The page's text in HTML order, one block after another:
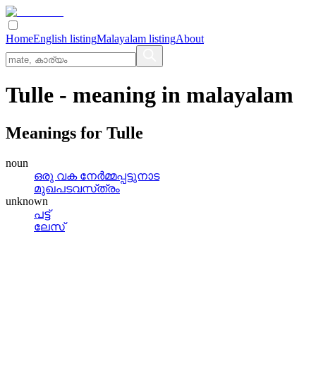
HomeEnglish listingMalayalam listingAbout
Tulle - meaning in malayalam
Meanings for Tulle
noun
ഒരു വക നേര്‍മ്മപ്പട്ടുനാട
മുഖപടവസ്‌ത്രം
unknown
പട്ട്
ലേസ്